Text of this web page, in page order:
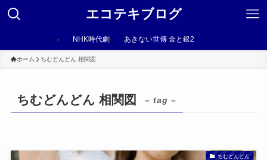
エコテキブログ
NHK時代劇 あきない世傳 金と銀2
ホーム ちむどんどん 相関図
ちむどんどん 相関図 – tag –
ちむどんどん